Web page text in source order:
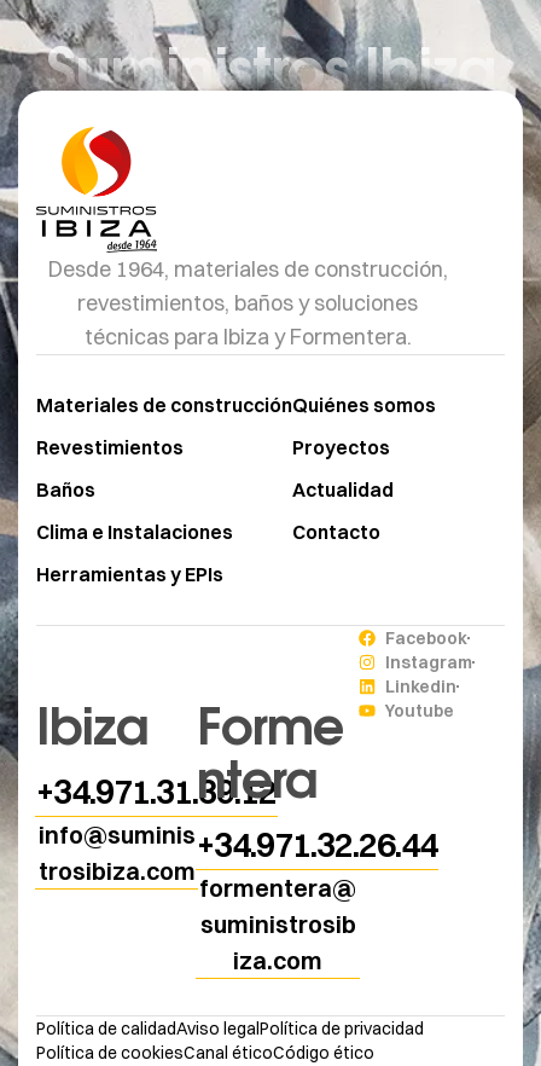
Suministros Ibiza
Desde 1964, materiales de construcción,
revestimientos, baños y soluciones
técnicas para Ibiza y Formentera.
Materiales de construcción
Revestimientos
Baños
Clima e Instalaciones
Herramientas y EPIs
Quiénes somos
Proyectos
Actualidad
Contacto
Ibiza
+34.971.31.39.12
info@suminis
trosibiza.com
Forme
ntera
+34.971.32.26.44
formentera@
suministrosib
iza.com
Facebook
Instagram
Linkedin
Youtube
Política de calidadAviso legalPolítica de privacidad
Política de cookiesCanal éticoCódigo ético